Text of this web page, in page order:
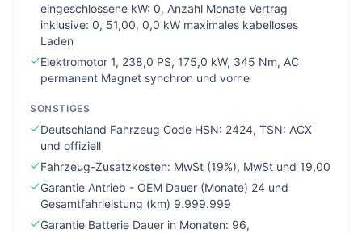
eingeschlossene kW: 0, Anzahl Monate Vertrag
inklusive: 0, 51,00, 0,0 kW maximales kabelloses
Laden
Elektromotor 1, 238,0 PS, 175,0 kW, 345 Nm, AC
permanent Magnet synchron und vorne
SONSTIGES
Deutschland Fahrzeug Code HSN: 2424, TSN: ACX
und offiziell
Fahrzeug-Zusatzkosten: MwSt (19%), MwSt und 19,00
Garantie Antrieb - OEM Dauer (Monate) 24 und
Gesamtfahrleistung (km) 9.999.999
Garantie Batterie Dauer in Monaten: 96,